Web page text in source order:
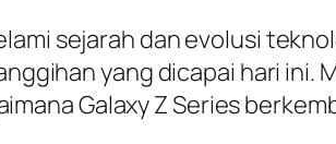
sejarah dan evolusi
yang dicapai hari ini.
Galaxy Z Series